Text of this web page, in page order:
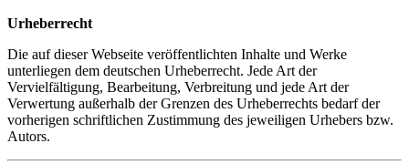
Urheberrecht
Die auf dieser Webseite veröffentlichten Inhalte und Werke
unterliegen dem deutschen Urheberrecht. Jede Art der
Vervielfältigung, Bearbeitung, Verbreitung und jede Art der
Verwertung außerhalb der Grenzen des Urheberrechts bedarf der
vorherigen schriftlichen Zustimmung des jeweiligen Urhebers bzw.
Autors.